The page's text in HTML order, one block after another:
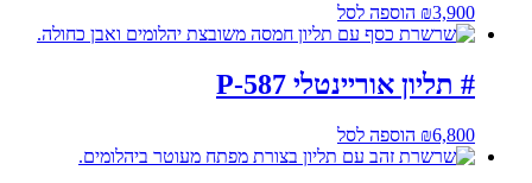
₪3,900 הוספה לסל
# תליון אוריינטלי P-587
₪6,800 הוספה לסל